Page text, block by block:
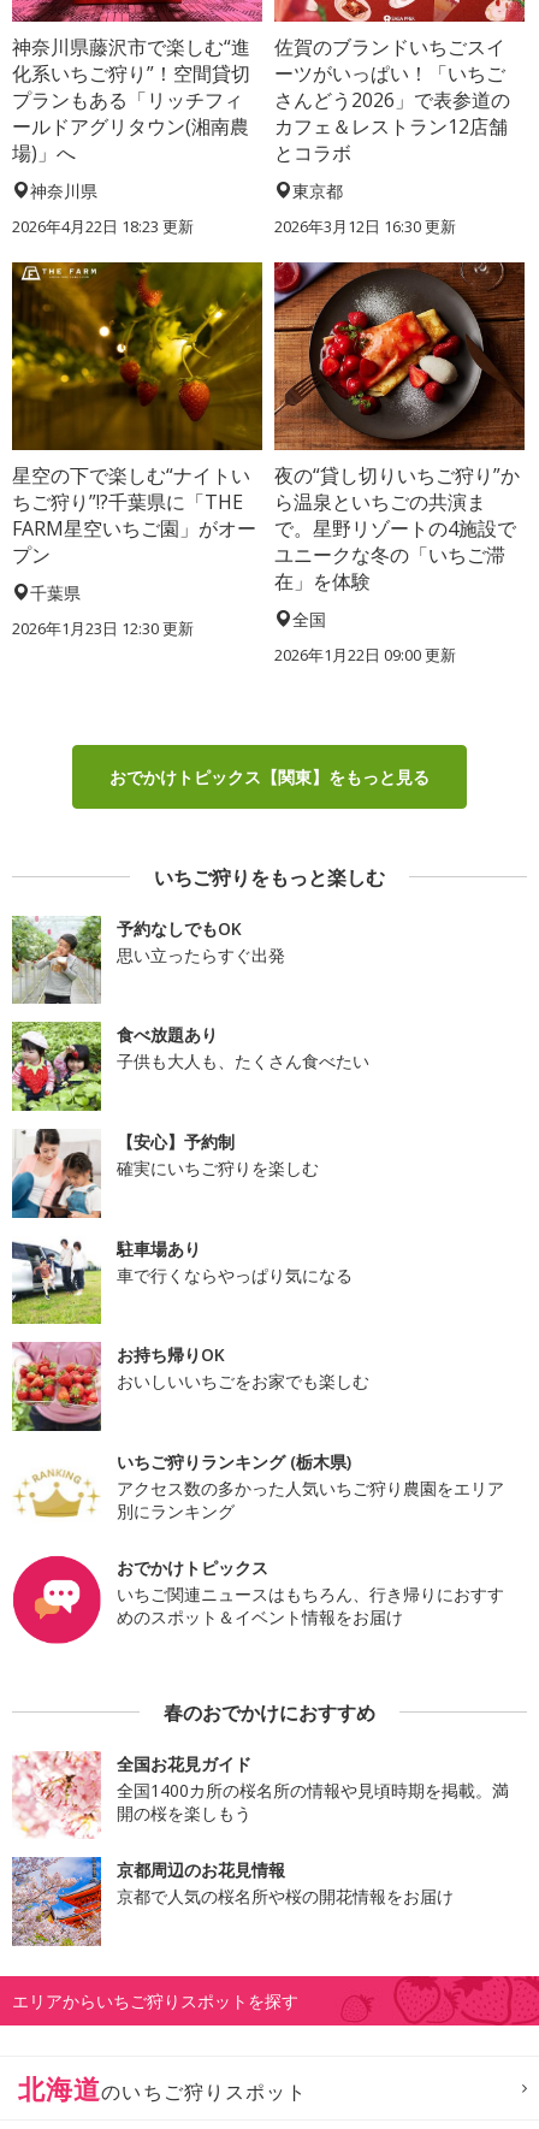
神奈川県藤沢市で楽しむ“進
化系いちご狩り”！空間貸切
プランもある「リッチフィ
ールドアグリタウン(湘南農
場)」へ
神奈川県
2026年4月22日 18:23 更新
佐賀のブランドいちごスイ
ーツがいっぱい！「いちご
さんどう2026」で表参道の
カフェ＆レストラン12店舗
とコラボ
東京都
2026年3月12日 16:30 更新
星空の下で楽しむ“ナイトい
ちご狩り”!?千葉県に「THE
FARM星空いちご園」がオー
プン
千葉県
2026年1月23日 12:30 更新
夜の“貸し切りいちご狩り”か
ら温泉といちごの共演ま
で。星野リゾートの4施設で
ユニークな冬の「いちご滞
在」を体験
全国
2026年1月22日 09:00 更新
おでかけトピックス【関東】をもっと見る
いちご狩りをもっと楽しむ
予約なしでもOK
思い立ったらすぐ出発
食べ放題あり
子供も大人も、たくさん食べたい
【安心】予約制
確実にいちご狩りを楽しむ
駐車場あり
車で行くならやっぱり気になる
お持ち帰りOK
おいしいいちごをお家でも楽しむ
いちご狩りランキング (栃木県)
アクセス数の多かった人気いちご狩り農園をエリア
別にランキング
おでかけトピックス
いちご関連ニュースはもちろん、行き帰りにおすす
めのスポット＆イベント情報をお届け
春のおでかけにおすすめ
全国お花見ガイド
全国1400カ所の桜名所の情報や見頃時期を掲載。満
開の桜を楽しもう
京都周辺のお花見情報
京都で人気の桜名所や桜の開花情報をお届け
エリアからいちご狩りスポットを探す
北海道のいちご狩りスポット